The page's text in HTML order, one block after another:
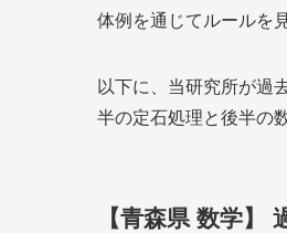
体例を通じてルールを
以下に、当研究所が過
半の定石処理と後半の
【青森県 数学】